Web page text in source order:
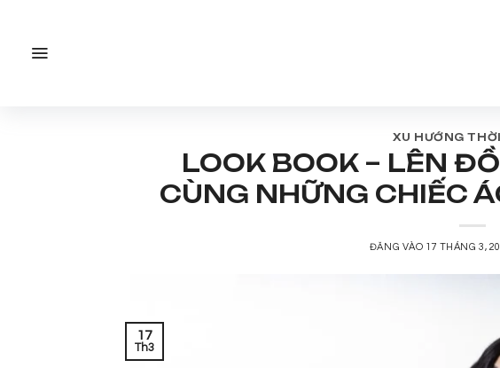
XU HƯỚNG
LOOK BOOK – LÊN
CÙNG NHỮNG CHIẾC
ĐĂNG VÀO 17 THÁNG 3,
17
Th3